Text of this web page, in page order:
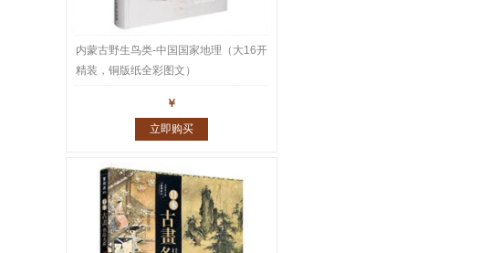
内蒙古野生鸟类-中国国家地理（大16开
精装，铜版纸全彩图文）
￥
立即购买